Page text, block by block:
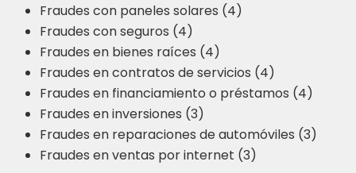
Fraudes con paneles solares (4)
Fraudes con seguros (4)
Fraudes en bienes raíces (4)
Fraudes en contratos de servicios (4)
Fraudes en financiamiento o préstamos (4)
Fraudes en inversiones (3)
Fraudes en reparaciones de automóviles (3)
Fraudes en ventas por internet (3)